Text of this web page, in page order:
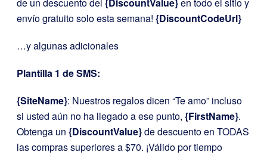
de un descuento del {DiscountValue}en todo el sitio y
envío gratuito solo esta semana! {DiscountCodeUrl}
…y algunas adicionales
Plantilla 1 de SMS:
{SiteName}: Nuestros regalos dicen “Te amo” incluso
si usted aún no ha llegado a ese punto, {FirstName}.
Obtenga un {DiscountValue}de descuento en TODAS
las compras superiores a $70. ¡Válido por tiempo